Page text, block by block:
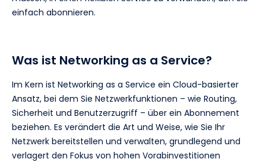
einfach abonnieren.
Was ist Networking as a Service?
Im Kern ist Networking as a Service ein Cloud-basierter
Ansatz, bei dem Sie Netzwerkfunktionen – wie Routing,
Sicherheit und Benutzerzugriff – über ein Abonnement
beziehen. Es verändert die Art und Weise, wie Sie Ihr
Netzwerk bereitstellen und verwalten, grundlegend und
verlagert den Fokus von hohen Vorabinvestitionen